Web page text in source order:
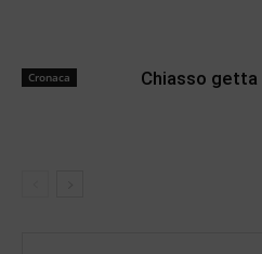
Cronaca Chiasso getta